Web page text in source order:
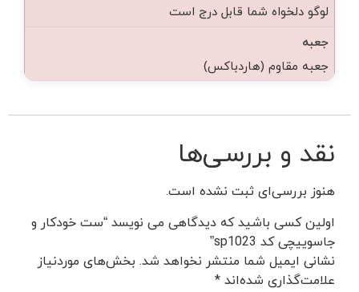
لوگو دلخواه شما قابل درج است
جعبه
جعبه مقاوم (هاردباکس)
نقد و بررسی‌ها
هنوز بررسی‌ای ثبت نشده است.
اولین کسی باشید که دیدگاهی می نویسد “ست خودکار و
جاسوییچی کد sp1023”
نشانی ایمیل شما منتشر نخواهد شد. بخش‌های موردنیاز
علامت‌گذاری شده‌اند*